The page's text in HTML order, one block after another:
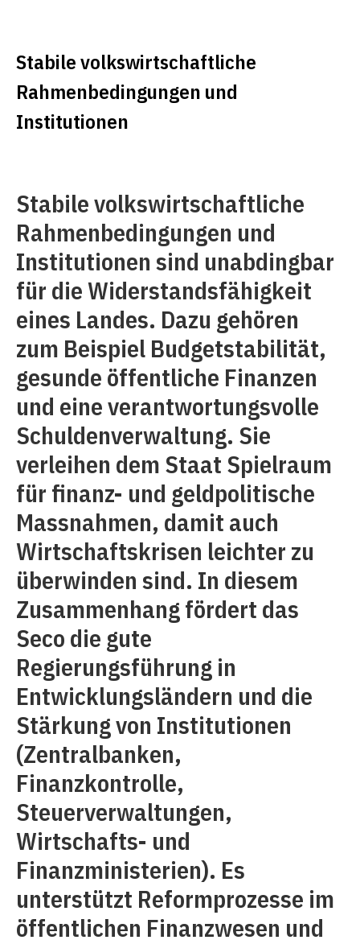
Stabile volkswirtschaftliche
Rahmenbedingungen und
Institutionen
Stabile volkswirtschaftliche
Rahmen­bedingungen und
Institutionen sind unabdingbar
für die Widerstandsfähigkeit
eines Landes. Dazu gehören
zum Beispiel Budgetstabilität,
gesunde öffentliche Finanzen
und eine verantwortungsvolle
Schuldenverwaltung. Sie
verleihen dem Staat Spielraum
für finanz- und geldpolitische
Massnahmen, damit auch
Wirtschaftskrisen leichter zu
überwinden sind. In diesem
Zusammenhang fördert das
Seco die gute
Regierungsführung in
Entwicklungsländern und die
Stärkung von Institutionen
(Zentralbanken,
Finanzkontrolle,
Steuerverwaltungen,
Wirtschafts- und
Finanzministerien). Es
unterstützt Reform­prozesse im
öffentlichen Finanzwesen und